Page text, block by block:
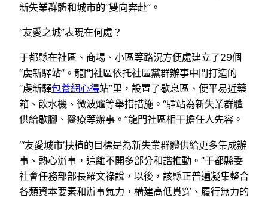
新失業群體和城市的“雙向奔赴”。
“友愛之城”表現在何處？
于都縣在社區、商場、小區等路況方便處建立了29個
“虔新驛站”。龍門社區依托社區黨群辦事中間打造的
“虔新驛包養網心得站”里，設置了歇息區、便平易近藥
箱、飲水機、微波爐等舉措措施。“驛站為新失業群體
供給歇腳、醫療等辦事。”龍門社區相干擔任人先容。
“‘友愛城市’扶植的目標是為新失業群體供給更多集成辦
事、熱心辦事，這離不開多部分和諧推動。”于都縣委
社會任務部部長羅文祿說，以後，該縣正普遍凝集整合
各類資本要素和辦事氣力，構建高低貫穿、履行無力的